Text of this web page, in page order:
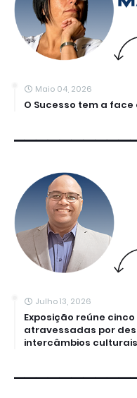
Maio 04, 2026
O Sucesso tem a
Julho 13, 2026
Exposição reúne
atravessadas por
intercâmbios culturais